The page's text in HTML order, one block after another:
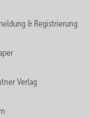
& Registrierung
Verlag